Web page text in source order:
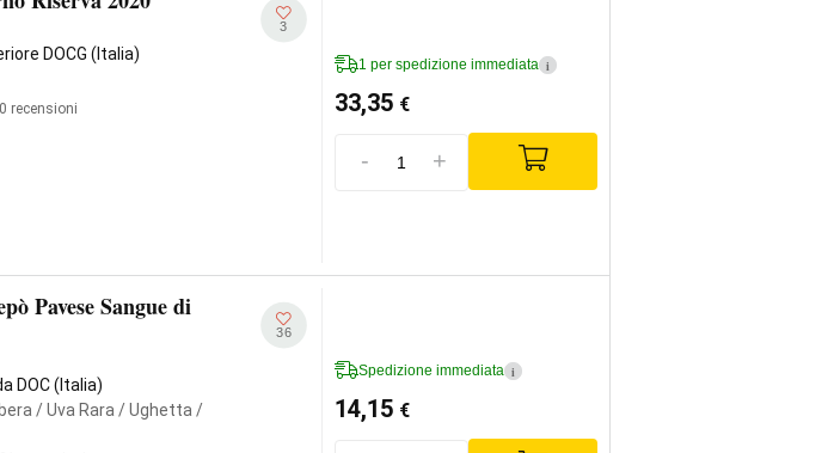
DOCG (Italia)
0 recensioni
3
1 per spedizione immediata i
33,35 €
- +
Pavese Sangue di
DOC (Italia)
/ Uva Rara / Ughetta /
36
Spedizione immediata i
14,15 €